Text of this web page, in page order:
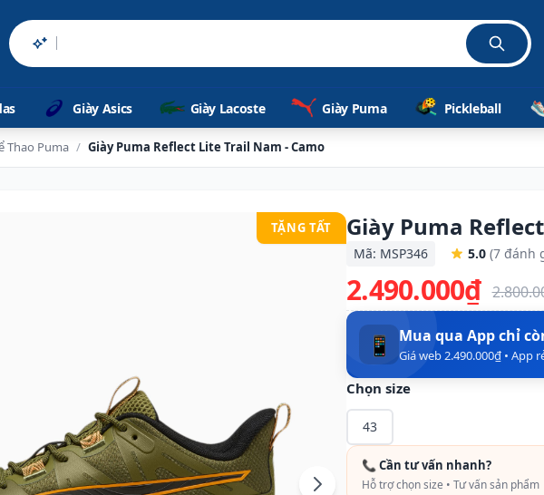
Sản phẩm chính
Giày Asics Giày Lacoste Giày Puma Pickleball
Thao Puma / Giày Puma Reflect Lite Trail Nam - Camo
TẶNG TẤT Giày Puma
Mã: MSP346 5.0 (7 đánh
2.490.000₫
📱 Mua qua App chỉ
Giá web 2.490.000₫ • App
Chọn size
43
📞 Cần tư vấn nhanh?
Hỗ trợ chọn size • Tư vấn sản phẩm